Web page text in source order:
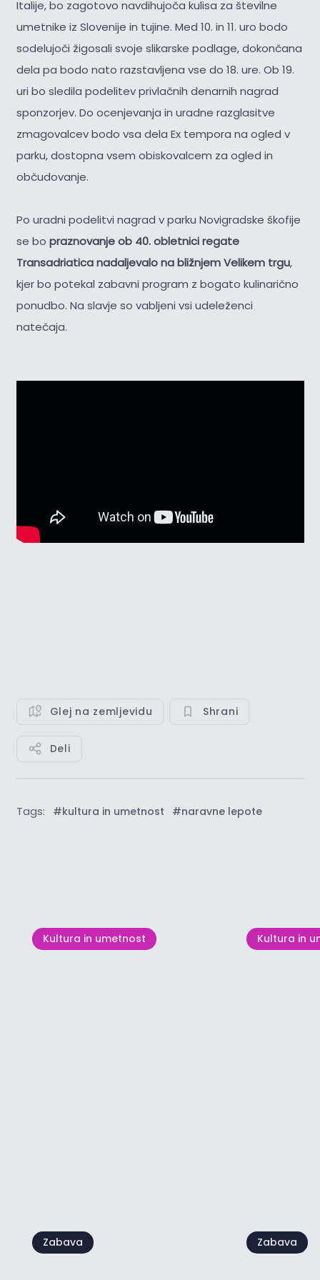
Italije, bo zagotovo navdihujoča kulisa za številne
umetnike iz Slovenije in tujine. Med 10. in 11. uro bodo
sodelujoči žigosali svoje slikarske podlage, dokončana
dela pa bodo nato razstavljena vse do 18. ure. Ob 19.
uri bo sledila podelitev privlačnih denarnih nagrad
sponzorjev. Do ocenjevanja in uradne razglasitve
zmagovalcev bodo vsa dela Ex tempora na ogled v
parku, dostopna vsem obiskovalcem za ogled in
občudovanje.
Po uradni podelitvi nagrad v parku Novigradske škofije
se bo praznovanje ob 40. obletnici regate
Transadriatica nadaljevalo na bližnjem Velikem trgu,
kjer bo potekal zabavni program z bogato kulinarično
ponudbo. Na slavje so vabljeni vsi udeleženci
natečaja.
Glej na zemljevidu Shrani
Deli
Tags: #kultura in umetnost #naravne lepote
Kultura in umetnost Kultura in
Zabava Zabava